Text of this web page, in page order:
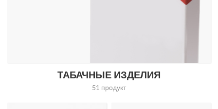
ТАБАЧНЫЕ ИЗДЕЛИЯ
51 продукт